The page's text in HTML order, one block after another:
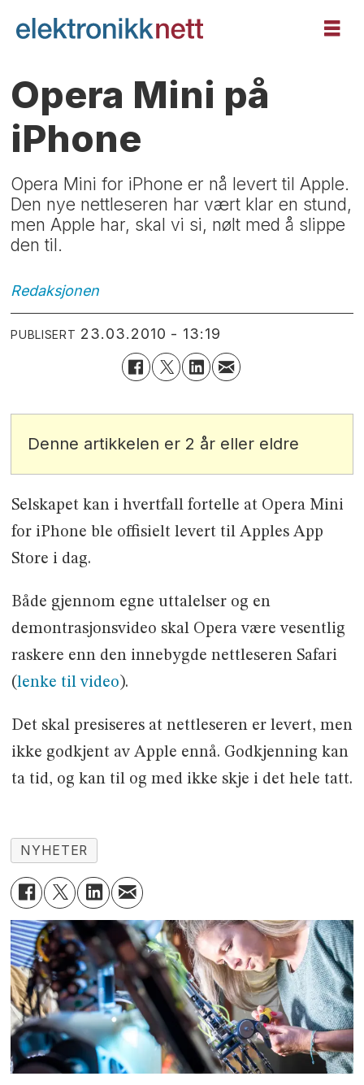
Opera Mini på
iPhone
Opera Mini for iPhone er nå levert til Apple.
Den nye nettleseren har vært klar en stund,
men Apple har, skal vi si, nølt med å slippe
den til.
Redaksjonen
PUBLISERT 23.03.2010 - 13:19
Denne artikkelen er 2 år eller eldre
Selskapet kan i hvertfall fortelle at Opera Mini
for iPhone ble offisielt levert til Apples App
Store i dag.
Både gjennom egne uttalelser og en
demontrasjonsvideo skal Opera være vesentlig
raskere enn den innebygde nettleseren Safari
(lenke til video ).
Det skal presiseres at nettleseren er levert, men
ikke godkjent av Apple ennå. Godkjenning kan
ta tid, og kan til og med ikke skje i det hele tatt.
NYHETER